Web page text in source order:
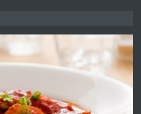
гараж под наем